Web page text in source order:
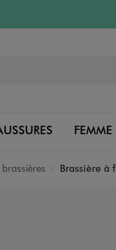
FEMME
Brassière à